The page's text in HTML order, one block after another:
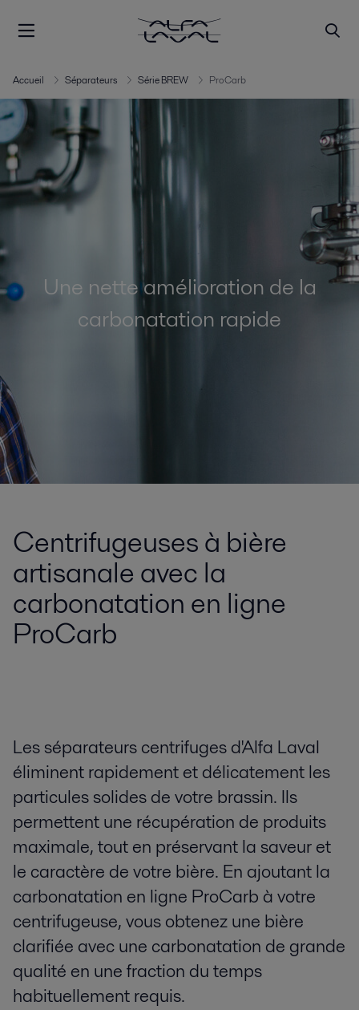
Accueil Séparateurs Série BREW ProCarb
Une nette amélioration de la
carbonatation rapide
Centrifugeuses à bière
artisanale avec la
carbonatation en ligne
ProCarb
Les séparateurs centrifuges d'Alfa Laval
éliminent rapidement et délicatement les
particules solides de votre brassin. Ils
permettent une récupération de produits
maximale, tout en préservant la saveur et
le caractère de votre bière. En ajoutant la
carbonatation en ligne ProCarb à votre
centrifugeuse, vous obtenez une bière
clarifiée avec une carbonatation de grande
qualité en une fraction du temps
habituellement requis.